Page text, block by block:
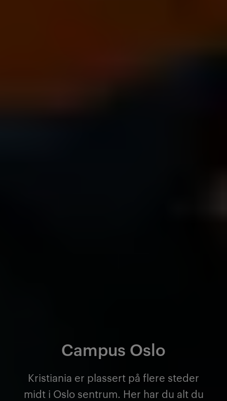
Campus Oslo
Kristiania er plassert på flere steder
midt i Oslo sentrum. Her har du alt du